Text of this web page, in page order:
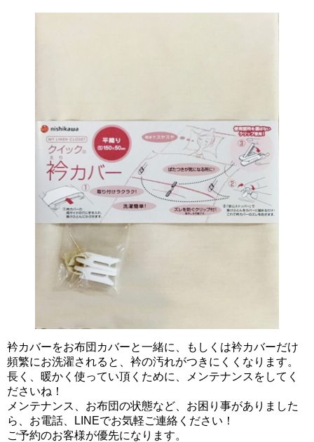
衿カバーをお布団カバーと一緒に、もしくは衿カバーだけ
頻繁にお洗濯されると、衿の汚れがつきにくくなります。
長く、暖かく使ってい頂くために、メンテナンスをしてく
ださいね！
メンテナンス、お布団の状態など、お困り事がありました
ら、お電話、LINEでお気軽ご連絡ください！
ご予約のお客様が優先になります。